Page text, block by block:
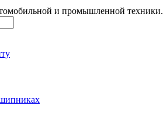
и промышленной техники.